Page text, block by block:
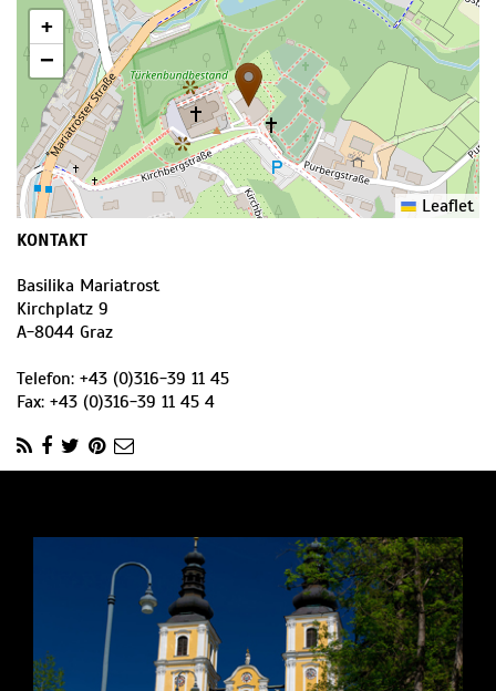
+
−
Leaflet
KONTAKT
Basilika Mariatrost
Kirchplatz 9
A-8044 Graz
Telefon: +43 (0)316-39 11 45
Fax: +43 (0)316-39 11 45 4